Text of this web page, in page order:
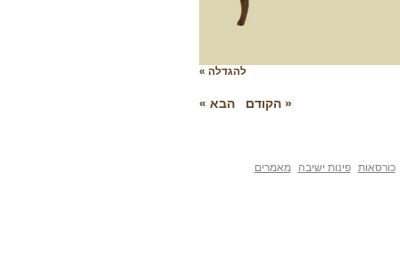
להגדלה »
« הקודם הבא »
פינות ישיבה מאמרים